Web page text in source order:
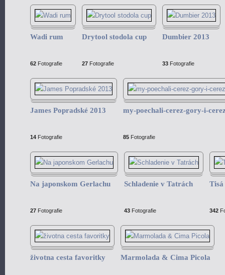
Wadi rum
62 Fotografie
Drytool stodola cup
27 Fotografie
Dumbier 2013
33 Fotografie
James Popradské 2013
14 Fotografie
my-poechali-cerez-gory-i-
85 Fotografie
Na japonskom Gerlachu
27 Fotografie
Schladenie v Tatrách
43 Fotografie
Tisá
342
životna cesta favoritky Marmolada & Cima Picola